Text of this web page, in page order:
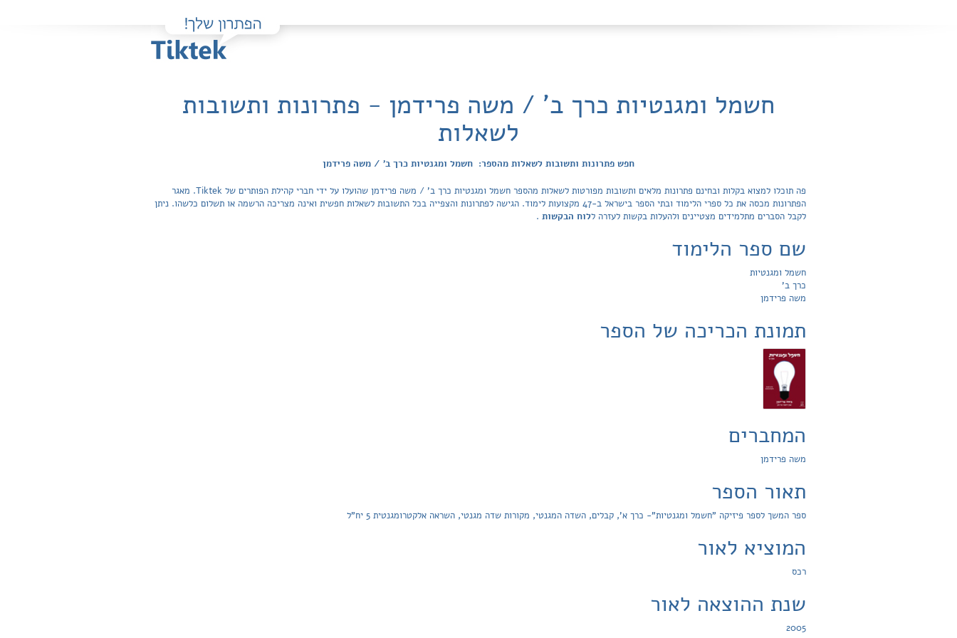
חשמל ומגנטיות כרך ב' / משה פרידמן - פתרונות ותשובות
לשאלות
חפש פתרונות ותשובות לשאלות מהספר: חשמל ומגנטיות כרך ב' / משה פרידמן
פה תוכלו למצוא בקלות ובחינם פתרונות מלאים ותשובות מפורטות לשאלות מהספר חשמל ומגנטיות כרך ב' / משה פרידמן שהועלו על ידי חברי קהילת הפותרים של Tiktek. מאגר
הפתרונות מכסה את כל ספרי הלימוד ובתי הספר בישראל ב-47 מקצועות לימוד. הגישה לפתרונות והצפייה בכל התשובות לשאלות חפשית ואינה מצריכה הרשמה או תשלום כלשהו. ניתן
לקבל הסברים מתלמידים מצטיינים ולהעלות בקשות לעזרה ללוח הבקשות .
שם ספר הלימוד
חשמל ומגנטיות
כרך ב'
משה פרידמן
תמונת הכריכה של הספר
המחברים
משה פרידמן
תאור הספר
ספר המשך לספר פיזיקה "חשמל ומגנטיות"- כרך א’, קבלים, השדה המגנטי, מקורות שדה מגנטי, השראה אלקטרומגנטית 5 יח"ל
המוציא לאור
רכס
שנת ההוצאה לאור
2005